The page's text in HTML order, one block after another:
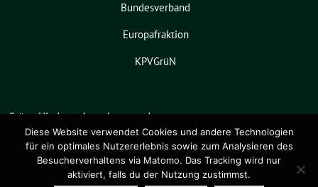
Bundesverband
Europafraktion
KPVGrüN
Grüne Niedersachsen benutzt das
freie grüne Themesunflower ‐ ein
Angebot derverdigado eG.
Diese Website verwendet Cookies und andere Technologien
für ein optimales Nutzererlebnis sowie zum Analysieren des
Besucherverhaltens via Matomo. Das Tracking wird nur
aktiviert, falls du der Nutzung zustimmst.